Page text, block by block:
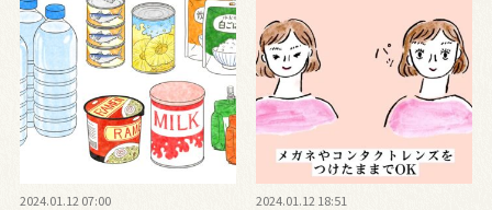
2024.01.12 07:00 2024.01.12 18:51